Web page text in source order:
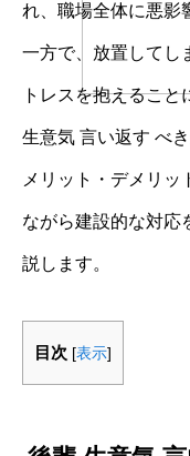
れ、職場全体に悪影
一方で、放置してし
トレスを抱えるこ
生意気 言い返す べ
メリット・デメリッ
ながら建設的な対応
説します。
目次 [表示]